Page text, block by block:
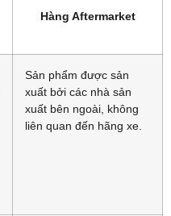
Hàng Aftermarket
Sản phẩm được sản
xuất bởi các nhà sản
xuất bên ngoài, không
liên quan đến hãng xe.